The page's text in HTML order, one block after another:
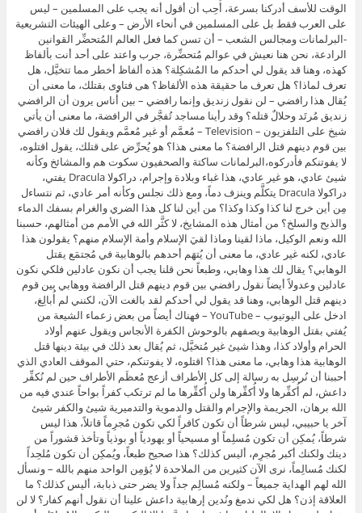
الوقت للأسف أدركنا بسرعة، أُحِب أن أقول أنه يجب على المسلمين – ليس على العرب فقط بل على المسلمين في أنحاء الأرض – وعلى الهيئات التشريعية -البرلمانات ومجالس الشعب – أن تسن كما فعل العالم المُتحضِّر القوانين الرادعة، نحن هنا نعيش في عوالم مُتحضِّرة، جرب واعتد على أحد أنت بألفاظ كهذه، وهنا قد يقول لي أحدكم ما المُشكِلة؟ هذه ألفاظ أخطر مما تتخيَّل، هل تعرف لماذا؟ هل تعرف ما حقيقة هذه الألفاظ؟ هى فتاوى بقتلك، ما معنى أن يُقال هذا رافضي – لن نقول زنديق وإنما رافضي – بين أُناس يرون أن الرافضي زنديق مُرتَد وحلالٌ قتله؟ وقد رأينا مساجد تُفجَّر في الرافضة، ما معنى أن يأتي شيخ على التلفزيون – Television – مُعمَّم أو غير مُعمَّم ويقول لك فلان رافضي بين قوم دينهم قتل الرافضة؟ ما معنى هذا؟ هو يُحرِّض على قتلك، يقول اقتلوه، لا يفوتنكم فأدركوه،البرلمانات ساكتة والصحفيون سكوت هم والمشائخ وكأنه شيئ عادي، هو غير عادي، هذا غباء وبلادة وإجرام، دراكولا Dracula يفتي، دراكولا Dracula يتكلَّم وينزف دماً، ومع ذلك نجلس وكأنه أمر عادي، ثم نتساءل مِن أين خرج لنا كذا وكذا وكذا؟ من أين لنا كل هذا الضري والغرام بسفك الدماء والذبح والسلخ؟ من أمثال هذه المشايخ، لا كثَّر الله في الأمم من أمثالهم، حسبنا الله ونعم الوكيل، ماذا لقينا وماذا لقيَ الإسلام وأمة الإسلام منهم؟ يقولون هذا عادي، لكنه غير عادي، ما معنى أن يُتهَم أحدهم بالوهابية في مُجتمَع يقتل الوهابي؟ يقال لك هذا وهابي، وطبعاً نحن قلنا يجب أن نكون عادلين فلكي نكون عادلين وعدولاً أيضاً نقول رافضي بين قوم دينهم قتل الرافضة ووهابي بين قوم دينهم قتل الوهابي، وهنا قد يقول لي أحدكم لقد بالغت الآن، لكنني لم أُبالِغ، ادخل على اليوتيوب – YouTube – فهناك أيضاً من بعض زعماء الشيعة من يُفتي بقتل الوهابية ويصفهم بالوحوش الكفرة الأنجاس ويقول عنهم أولاد الحرام وأولاد كذا، وهذا شيئ غير مُتخيَّل، ثم يُقال بعد ذلك في بيئة دينها قتل الوهابية هذا وهابي، ما معنى هذا؟ اقتلوه، لا يفوتنكم، حتي الموقف العادي الذي أحببنا أن نُرسِل به رسالة إلى كل الأطراف أزعج مُعظَم الأطراف حين لم نُكفِّر داعش، لم أُكفِّرها ولا أُكفِّرها ولن أُكفِّرها ما لم ترتكب كفراً بواحاً عندي فيه من الله برهان، الجريمة والإجرام والقتل والدموية والتدميرية شيئ والكفر شيئ آخر يا حبيبي، ليس شرطاً أن تكون كافراً لكي تكون مُجرِماً قاتلاً، هذا ليس شرطاً، يُمكِن أن تكون مُسلِماً أو مسيحياً أو يهودياً أو بوذياً وتأخذ قشوراً من دينك ولكنك أكبر مُجرِم، أليس كذلك؟ هذا صحيح طبعاً، ويُمكِن أن تكون مُلحِداً لكنك مُسالِماً، نرى الآن كثيرين من الملاحدة لا يُؤمِن الواحد منهم بالله – ونسأل الله لهم الهداية جميعاً – ولكنه مُسالِم جداً ولا يضر حتى ذبابة، أليس كذلك؟ ما العلاقة إذن؟ هل لكي ندمغ ونُدين إرهابية داعش علينا أن نقول أنهم كفار؟ لا لن نقول، لن نقول إلا بالدليل، ما ذبحنا وما دمَّرنا إلا التكفير والتكفير المُتبادَل، أي ما أسميه التكافر، لكن التكافر ليس حلاً، العدل والتحقيق العلمي والإنصاف والقول بالحق هو الحل لنا، ويكون هذا لنا ولهم وعلينا وعليهم، أليس كذلك؟ الله – لا إله إلا هو – لا يرضى إلا بالعدل، كذلك إذن الإتهام بالوهبنة فيُقال هذا وهابي في بيئة تستحل دماء الوهابية هى جريمة لا ينبغي أن يسكت عليها، شرٌ من هذا وهذا القرف والرمي بالزندقة، يُقال هذا زنديق، وطبعاً من المُؤكَّد – لكن الشيخ جوجل Google والشيخ ياهو Yahoo لأنهم يذهبون يبحثون – أنك إذا أخذت أحدهم من ناصيته وقلت له تعال أيها المُحقِّق العلّامة الذي لا ضريع لك ماهي الزندقة؟ فإنه – والله – لن يعرف، وأنا أُقسِم لك بالله على هذا، والله لن يعرف، لا يعرف الزندقة حقاً إلا مؤرِّخ الأفكار والثقافات، الزندقة مُصطلَح عوّام ومُصطلَح فضفاض ورجراج ويُستخدَم في ثلاثة مُستويات يعلمها الدارسون وليس الجاهلين وليس المُحرِّضين وليس دراكولا Dracula الفتاوى، وإنما يعلمها العلماء، يقول لك هذا زنديق، لكن ماهي الزندقة أصلاً؟ لكن هو يعلم كما تعلم العامة والدهماء والأغمار أن الزنديق يجب قتله لأنه خطير بل هو أخطر من كل شيئ، لا هو يعرف ما هي الزندقة ولا هؤلاء المساكين الذين يُغرَون بالقتل والذبح يعرفون ما هي الزندقة، لكن الكل مُتواطيء على القتل والذبح، ثم تسكت فانتبهوا، أنا أقترح من هنا – وأسأل الله أن تلقى دعوتي هذه أذن صاغية ولو في بلد مسلم واحد أو عربي واحد – والآن وهنا وبسرعة اليوم قبل غداً أن تُرفَع مُباشَرةً مُذكَرةً إلى البرلمان أو مجلس الشعب في أي دولة مسلمة أو عربية بوجوب تجريم مَن يقرف ويرمي غيره بألفاظ – ليس مُجرَّد أن تطعن في دينه وتغمر قناة إيمانه – يستحل بمثلها بالذات الدم، هذه تُعَد جريمة، ويُعامَل مَن يفعل هذا الفعل ومَن يأتي هذه الفعلة مُعامَلة المُحرِّض على القتل والمُحرِّض على الجريمة حتى ولو كان أكبر لحية، نحضره إلى المحكمة ونقول له كيف هذا؟ هل أنت قاضٍ؟ كيف حكمت على فلان بأنه وهابي أو بأنه رافضي أو بأنه زنديق أو بأنه مُرتَد؟ هل أنت قاضٍ؟ هل عندك عشرة آلاف صفحة أو ملف له فقرأته؟ هل أنت قاضٍ مُعيَّن من الدولة فعلاً وقضيت في حقه بأنه زنديق وأنه كذا وكذا؟ وخاصة إذا كانت المسألة – كما قلت لكم – مدفوعة بالغيرة والحسد والنفاسة والخوف على الدكاكين المفتوحة بإسم الدين، كل أحد يفتح دكاناً وعنده زبائن ويخاف على زبائنه من أن يهربوا منه – انتبهوا فالقضية مفهومة والحمدلله الشباب يفهمون هذا جيداً، الشباب واعون بهذا بشكل جيد جداً – أو عنده خوف على الأموال التي تُدار عليه بمثل هذه المقالات والفتاوى، لأن المطلوب في هذه المرحلة أن يُحرِّض بعضنا على بعض، أقول لكم – والله ماكنت أُحِب أن أقول هذا، هذا يحرجني والحديث عن النفس صعب جداً – أن اليوم هناك جهات كثيرة تُحارِب خطابي، ما رأيكم؟ ليس فقط جهات مسلمة وإنما أيضاً غير مسلمة وفي الشرق والغرب، وينبشون ويُحارِبون ويُحِبون أن يمسكوا عليك جريمة حقيقية لكنهم بفضل الله غير قادرين ولن يقدروا بفضل الله تبارك وتعالى، لكن السؤال لماذا؟ لماذا يُحارَب هذا الخطاب بالذات – خطابي – وهو خطاب سلامي وخطاب تصاحي وخطاب رحمة وخطاب محبة وخطاب تثاقف وخطاب تعارف؟ لماذا يُغضِب ومَن يُغضِب بالذات؟ أنا أقول لكم يُغضب مَن تبطل مُخططاتهم ومكرهم ومصالحهم وتُغلَق دكاكينهم بهم، يُوجَد أناس لن تعمل مخططاتها ولا تنجح ولا تتم ولا تنفذ إلا بالخطاب الآخر، أي خطاب التكفير والقتل، وهذا التكفير والقتل ليس مُوجَّهاً إلى المسلمين فقط بل إلى العالم كله، العالم كله كل كافر ويستحق الذبح و يستحق كذا وكذا والمسلمون أيضا غير استثناء، هذا خطاب مُمتاز، هذا الخطاب تسير معه الامور كأحسن ما يكون، لكن خطابي هذا مُزعِج، افهموا، بالله عليكم حاولوا أن تفهموا، مَن كان له عينان فليُبصِر – كما قال المسيح – ومَن كان له أذنان فليُصِخ – فليستمع – ومَن كان له لب فليُفكِّر، هذا خطاب عجيب وهو خطاب مُزعِج، يُزعِج مَن؟ أنا غير مُحتار، أنا فاهم ومنذ البداية كنت أفهم هذا، أعرف يُزعِج مَن، يُزعِج مَن لا يُحِبون أن تتصالح الأطراف المُختلِفة لأنها إذا تصالحت ضاعت مصلحتهم، فقط هذا هو، علماً بأنني أتحدَّث عن المسلمين وغير المسلمين، كونوا واعيم وفاهمين لما يجري حولكم، أكبر تحدي أمامي – أكبر تحدي حقيقي أمامي أنا العبد الضعيف والله العظيم – أن أبقى وفياً لخطابي وأبقي وفيا لي وأبقى وفياً لما أنا عليه حتى النهاية وألا أُثنى عنه وألا أُسكَت أيضاً عن الإدلاء به، لأن كما هو واضح ومن غير تبجح لا يُوجَد طوق نجاة إلا هذا، بغير هذا سنتفانى، أنا أقول لكم لا يُوجَد وعد غير هذا، والله سنتفانى، سيتفانى العرب والمسلمون، سيبذبح بعضنا بعضاً، سأكون واضحا وأقول إخواننا في السعودية الآن حين وصل إليهم البلل كما يقال وجعلت مساجد الإخوة الشيعة تُفجَّر ويُقتَل الناس ظلماً في يوم الجمعة وهم ذاهبون لتوحيد الله ما الذي حصل هناك؟ وسرنا ما حصل، صرنا نسمع مَن يقول الشهداء وإخواننا الشهداء، صرنا نسمع تجريماً وانكاراً ودمدمة وتثريباً ووعداً ووعيداً على مَن فعل ومَن يفعل ومَن يقف، وهذا شيئ جمبل ومطلوب، لكن سؤالي هل هذا جاء مُتأخراً؟ جاء مُتأخِّراً، أليس كذلك؟ نحن نقول هذا من عشرين سنة، وعبر عشرين سنة لم نكن نُواجَه ولا نزال نُواجَه إلا بماذا؟ رافضي وشيعي وباع نفسه لإيران، وأُقسِم بعزة الله أنكم كذبتم وتكذبون وتعلمون أنكم كذبة، أُقسِم بجلال الذي رفع السموات بغير عمد أنكم تكذبون، لا رافضي ولا باع نفسه لإيران ولا لغير إيران ولا لفلان أو علان ولا لأي جهة أبداً، وإنما الخوف على أمتي والخوف على أهلي والخوف على ديني، لكن أين أنت؟ أين خطابك من أمة غُلِبَت إلا ما رحم ربي على عقلها وعلى قلبها وضميرها؟ كل الخوف – كما قلت لكم – على الدكاكين، كل أحد عنده دكانة يفتحها بإسم الدين ويأتيه المال عبرها وينتفع، لا يُريدون أن تُغلَق هذه الدكاكين، طبعاً خطاب الصلح والمحبة الحقيقي هم لا يُحسِنونه، هل تعرفون لماذا؟ لأن العامة ضريت – صار عندهم مثل ضراوة القاتل – على التكريه، يُحِبون الخطاب المُكرِّه المُزلزِل، العامة تُحِب هذا، العامة تُحِب دائماً أن تُشعِرها بالتميز، كأن تقول لهم أنتم أحسن الناس، هذه أصبح الوجوه – ما شاء الله – وهى تتلألأ بالإيمان، أنتم الإيمان وحدكم فقط، الباقية كلهم زنادقة كفار، أنتم أولى بالله وبالرسول فقط، غيركم لا حظ له عند الله ولا من رسول الله، فالعامة تُحِب هذا، لا تُحِب مَن يقول أنت مسلم وأخوك مسلم أيضاً، دعه في حاله، بالله دعه في حاله، لا تُزعِجه ولا تُقلِقه يا أخي، أخوك مُسلِم عبر طريقته سواءٌ أكان إمامياً أو زيدياً أو إباضياً أو وهابياً أو أشعرياً أو أياً يكن، وهذا من ألف وربعمائة سنة، ليس من اليوم وليس من أمس وليس من أيام ثورة الخميني وما إلى ذلك، من ألف وأربعمائة سنة وهم كذلك، ما الذي جد يا أخي؟ اترك الناس في حالهم، اترك البشر في حالهم، لكنهم لا يُحِبون هذا الخطاب، يُحِبون مَن يقول اذهب تسوَّر عليهم وفجِّر نفسك واقتلهم، اذهب والحورية تنتظرك، كيف تنتظرك؟ جهنم بإذن الله، والله لا يُوجَد لك إلا جهنم، وحاشاه لله، حين تقتل هرة تذهب إلى جهنم، هل حين تقتل مُوحِّدين وأبرياء من غير المسلمين أيضاً سوف تذهب إلى الجنة؟ لماذا؟ في أي دين هذا؟ في أي دين؟ يبدو أن مُعادَلتك ورهانك أنك تُريد أيضاً أن تُكفِّر مَن بقيَ من الشباب الحر الواعي العاقل الذكي المُثقَّف والذي لديه بقية مسكة يتمسَّك بها بهذا الدين، يبدو أن رهانك هو أنك تُريد أن تجعله كافراً بأن تضطره إلى أن يكفر بهذا الدين، تقول له هذا أقرب طريق إلى الجنة والحور العين، أقرب طريق هو طريق الانتحار وطريق التفجير وقتل الأبرياء، وهو قتل بالجملة طبعاً، هو لا يدري مَن سيموت، يموت مَن يموت، يُوجَد صغار غير مُكلَّفين ماذا عنهم؟ قالوا هم منهم، عندهم فتاوى وأحاديث غريبة عجيبة، ومن ثم يقولون هم منهم، الصغير هو منهم، هو كافر ابن كافر، وهذه كافرة بنت كافرة، ومن ثم يُقتلون جميعاً، أنا قلت مثل هذا الحديث تماماً في العراق – بشأن العراق – وأغضبت اخواني هنا، ولما دالت الدائة علينا بدأوا يتلوَّمون، أليس كذلك؟ الآن سؤالي ماذا لو – لا قدَّر الله – أن الإخوة الشيعة في بعض البلاد العربية الآن وهم سكوت ويصبرون وسيصبرون زادت هذه العمليات ضدهم؟ ماذا لو أيضاً أُصدِرَت لهم فتاوى تقول دافعوا عن أنفسكم واقتلوا مَن يقتلونكم وفجِّروا مساجدهم كما يُفجِّرون مساجدكم؟ ماذا سيصير؟ هل تعرفون ماذا سيصير؟ لعلي أختم بهذا، سوف يصير في كل بلد عراق آخر، نسأل الله أن يحفظ العراق وأن يحفظ بلادنا جميعاً وأن يرد إليها أمنها وسلامها وتصالحها واستقرارها، هذا نقوله عن كل بلاد العرب والمسلمين بل وكل البلاد، سوف يصير في كل بلد عراق آخر، هل تعرفون ماهي الخاتمة الآن؟ هى أبشع ما ستسمعون واذهبوا إلى اليوتيوب – YouTube – لتروا بأم أعينكم وتسمعوا بأذان رؤوسكم، هناك مَن يُسمَى داعية ويقولون عنه الشيخ الداعية، ومن المُؤكَّد أنه عالم عند بعض الناس، يظنونه عالماً مع أن سبعة أعشار كلامه نكات وكوميدي